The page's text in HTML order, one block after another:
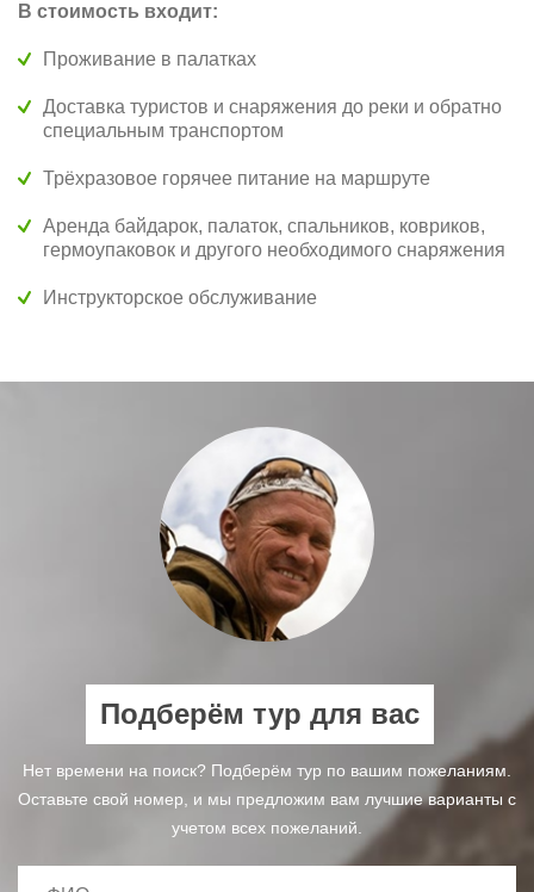
В стоимость входит:
Проживание в палатках
Доставка туристов и снаряжения до реки и обратно
специальным транспортом
Трёхразовое горячее питание на маршруте
Аренда байдарок, палаток, спальников, ковриков,
гермоупаковок и другого необходимого снаряжения
Инструкторское обслуживание
Подберём тур для вас
Нет времени на поиск? Подберём тур по вашим пожеланиям.
Оставьте свой номер, и мы предложим вам лучшие варианты с
учетом всех пожеланий.